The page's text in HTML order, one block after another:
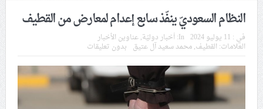
55 مأتمًا وحسينيّة يعترضون على الإجراءات القمعيّة للنظام
في موسم عاشوراء
النظام الخليفيّ يدسّ عيونه بين المشاركين في مواكب العزاء
ويعتقل العشرات من الشبّان
النظام السعوديّ ينفّذ سابع إعدام لمعارض من القطيف
في : 11 يوليو 2024 In: أخبار دوليّة,عناوين الأخبار
العلامات: القطيف,محمد سعيد آل عتيق بدون تعليقات